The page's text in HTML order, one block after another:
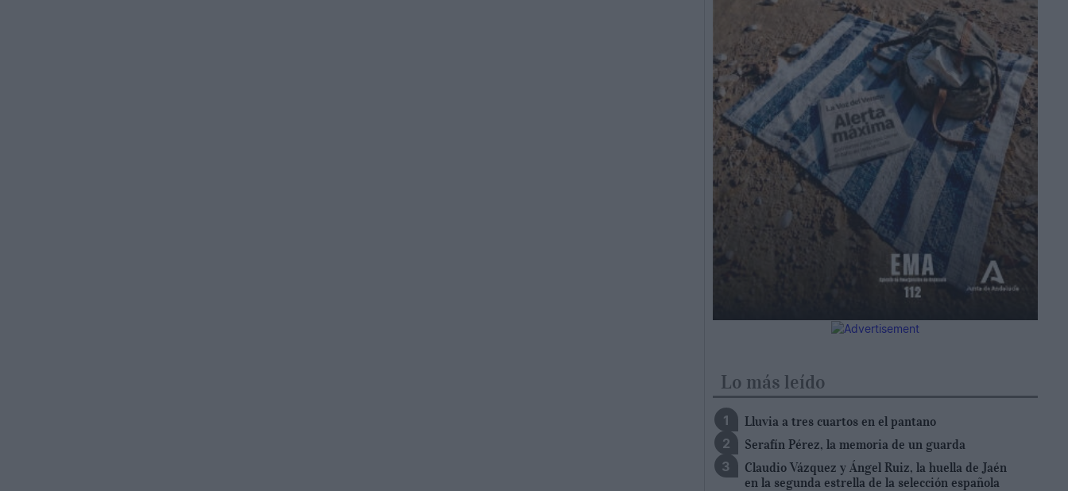
Lo más leído
Lluvia a tres cuartos en el pantano
Serafín Pérez, la memoria de un guarda
Claudio Vázquez y Ángel Ruiz, la huella de Jaén
en la segunda estrella de la selección española